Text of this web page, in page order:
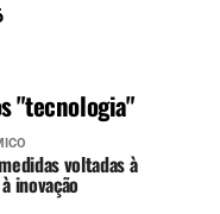
"tecnologia"
voltadas à
inovação